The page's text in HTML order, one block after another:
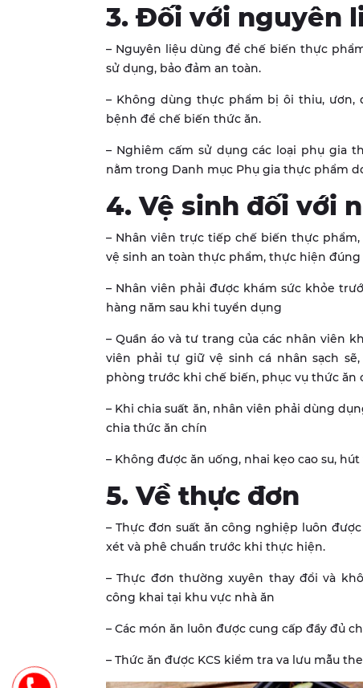
3. Đối với nguyên
– Nguyên liệu dùng để chế biến thực
sử dụng, bảo đảm an toàn.
– Không dùng thực phẩm bị ôi thiu,
bệnh để chế biến thức ăn.
– Nghiêm cấm sử dụng các loại phụ gia
nằm trong Danh mục Phụ gia thực phẩm
4. Vệ sinh đối với
– Nhân viên trực tiếp chế biến thực
vệ sinh an toàn thực phẩm, thực hiện
– Nhân viên phải được khám sức khỏe
hàng năm sau khi tuyển dụng
– Quần áo và tư trang của các nhân viên
viên phải tự giữ vệ sinh cá nhân sạch
phòng trước khi chế biến, phục vụ thức ăn
– Khi chia suất ăn, nhân viên phải dùng
chia thức ăn chín
– Không được ăn uống, nhai kẹo cao su,
5. Về thực đơn
– Thực đơn suất ăn công nghiệp luôn
xét và phê chuẩn trước khi thực hiện.
– Thực đơn thường xuyên thay đổi và
công khai tại khu vực nhà ăn
– Các món ăn luôn được cung cấp đầy đủ
– Thức ăn được KCS kiểm tra va lưu mẫu